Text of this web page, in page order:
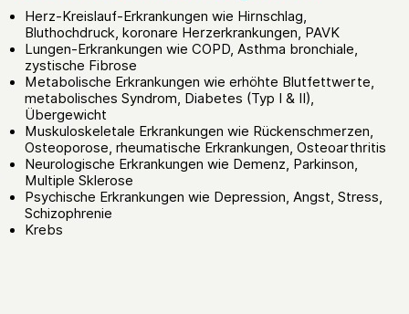
Herz-Kreislauf-Erkrankungen wie Hirnschlag,
Bluthochdruck, koronare Herzerkrankungen, PAVK
Lungen-Erkrankungen wie COPD, Asthma bronchiale,
zystische Fibrose
Metabolische Erkrankungen wie erhöhte Blutfettwerte,
metabolisches Syndrom, Diabetes (Typ I & II),
Übergewicht
Muskuloskeletale Erkrankungen wie Rückenschmerzen,
Osteoporose, rheumatische Erkrankungen, Osteoarthritis
Neurologische Erkrankungen wie Demenz, Parkinson,
Multiple Sklerose
Psychische Erkrankungen wie Depression, Angst, Stress,
Schizophrenie
Krebs